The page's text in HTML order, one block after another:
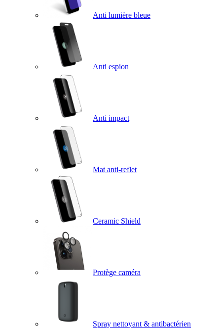
Anti lumière bleue
Anti espion
Anti impact
Mat anti-reflet
Ceramic Shield
Protège caméra
Spray nettoyant & antibactérien